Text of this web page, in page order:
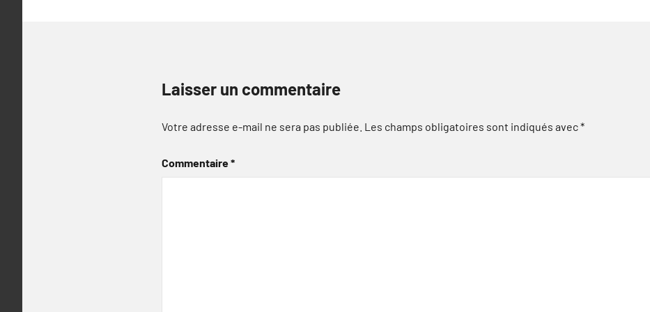
Laisser un commentaire
Votre adresse e-mail ne sera pas publiée. Les champs obligatoires sont indiqués avec*
Commentaire*